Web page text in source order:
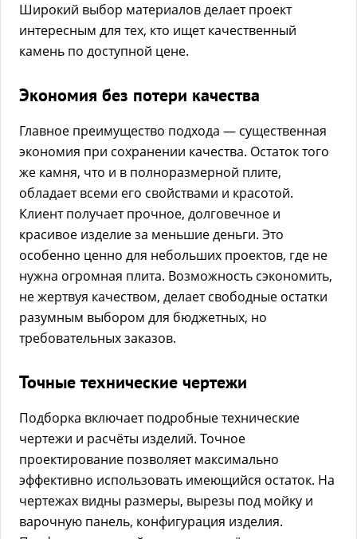
Широкий выбор материалов делает проект
интересным для тех, кто ищет качественный
камень по доступной цене.
Экономия без потери качества
Главное преимущество подхода — существенная
экономия при сохранении качества. Остаток того
же камня, что и в полноразмерной плите,
обладает всеми его свойствами и красотой.
Клиент получает прочное, долговечное и
красивое изделие за меньшие деньги. Это
особенно ценно для небольших проектов, где не
нужна огромная плита. Возможность сэкономить,
не жертвуя качеством, делает свободные остатки
разумным выбором для бюджетных, но
требовательных заказов.
Точные технические чертежи
Подборка включает подробные технические
чертежи и расчёты изделий. Точное
проектирование позволяет максимально
эффективно использовать имеющийся остаток. На
чертежах видны размеры, вырезы под мойку и
варочную панель, конфигурация изделия.